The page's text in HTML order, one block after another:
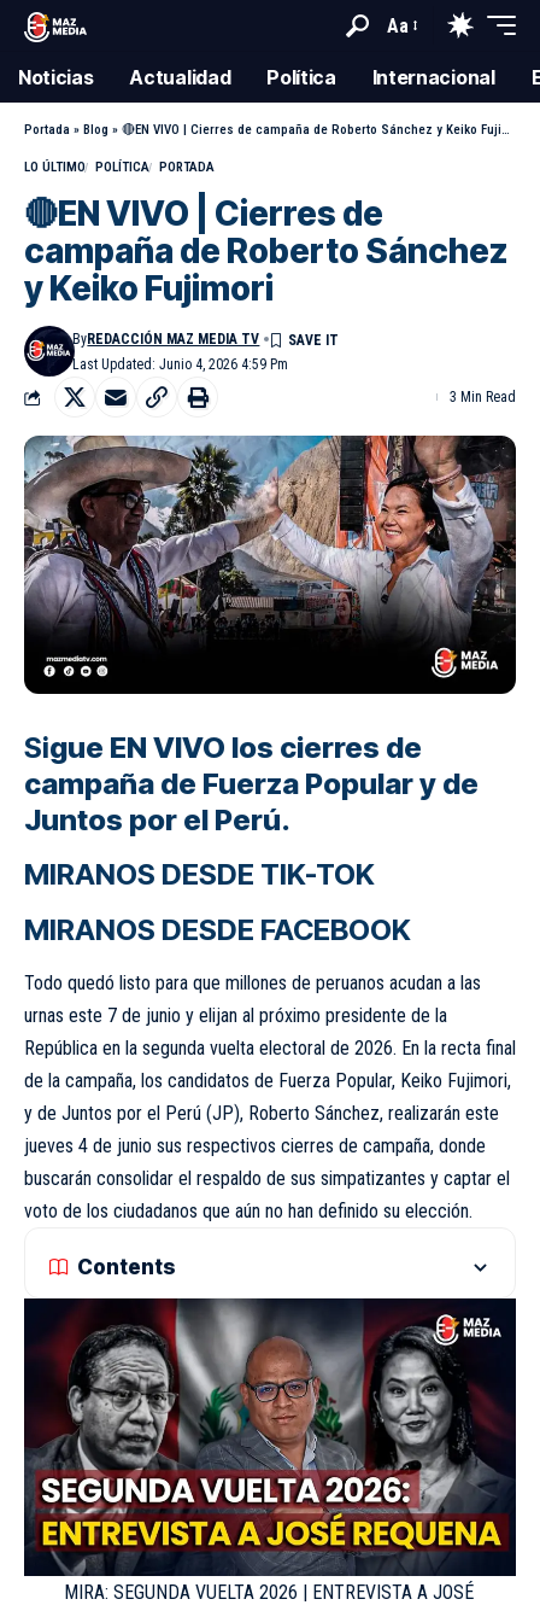
Aa
Noticias Actualidad Política Internacional
Portada » Blog » 🔴EN VIVO | Cierres de campaña de Roberto Sánchez y Keiko Fujimori
LO ÚLTIMO POLÍTICA PORTADA
🔴EN VIVO | Cierres de
campaña de Roberto Sánchez
y Keiko Fujimori
Last Updated: Junio 4, 2026 4:59 Pm
ByREDACCIÓN MAZ MEDIA TV
3 Min Read
Sigue EN VIVO los cierres de
campaña de Fuerza Popular y de
Juntos por el Perú.
MIRANOS DESDE TIK-TOK
MIRANOS DESDE FACEBOOK
Todo quedó listo para que millones de peruanos acudan a las
urnas este 7 de junio y elijan al próximo presidente de la
República en la segunda vuelta electoral de 2026. En la recta final
de la campaña, los candidatos de Fuerza Popular, Keiko Fujimori,
y de Juntos por el Perú (JP), Roberto Sánchez, realizarán este
jueves 4 de junio sus respectivos cierres de campaña, donde
buscarán consolidar el respaldo de sus simpatizantes y captar el
voto de los ciudadanos que aún no han definido su elección.
Contents
MIRA: SEGUNDA VUELTA 2026 | ENTREVISTA A JOSÉ